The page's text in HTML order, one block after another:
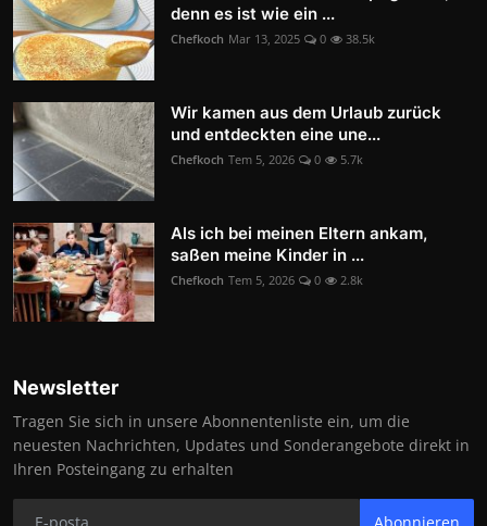
denn es ist wie ein ...
Chefkoch Mar 13, 2025 0 38.5k
Wir kamen aus dem Urlaub zurück
und entdeckten eine une...
Chefkoch Tem 5, 2026 0 5.7k
Als ich bei meinen Eltern ankam,
saßen meine Kinder in ...
Chefkoch Tem 5, 2026 0 2.8k
Newsletter
Tragen Sie sich in unsere Abonnentenliste ein, um die
neuesten Nachrichten, Updates und Sonderangebote direkt in
Ihren Posteingang zu erhalten
Abonnieren